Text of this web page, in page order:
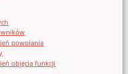
powołania
objęcia funkcji